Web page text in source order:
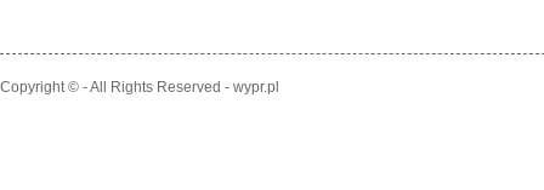
Copyright © - All Rights Reserved - wypr.pl